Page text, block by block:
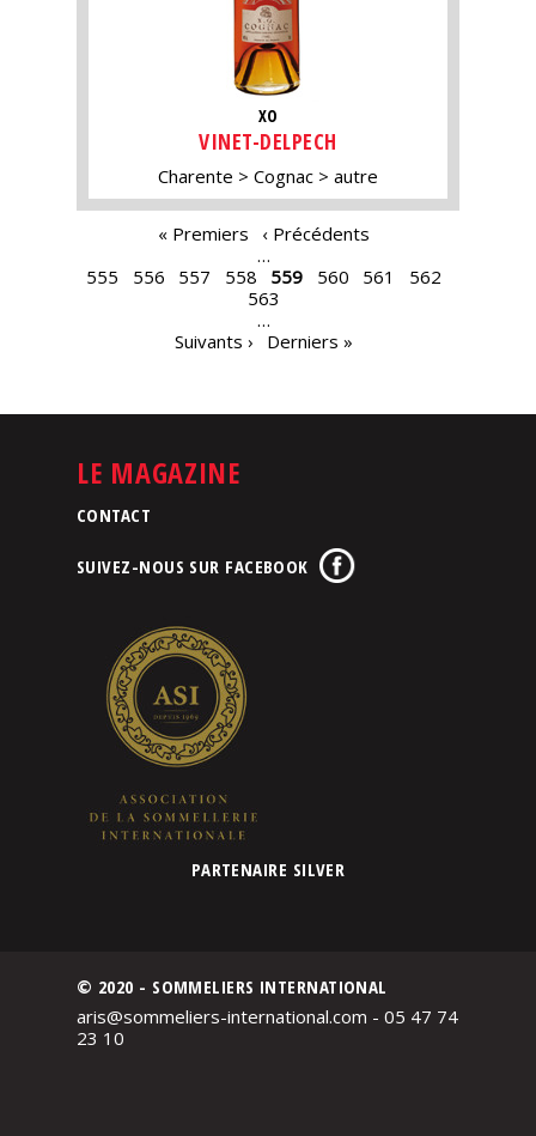
XO
VINET-DELPECH
Charente Cognac autre
« Premiers
‹ Précédents
…
555
556 557 558 559 560 561
562
563
…
Suivants ›
Derniers »
LE MAGAZINE
CONTACT
SUIVEZ-NOUS SUR FACEBOOK
PARTENAIRE SILVER
© 2020 - SOMMELIERS INTERNATIONAL
aris@sommeliers-international.com - 05 47 74
23 10